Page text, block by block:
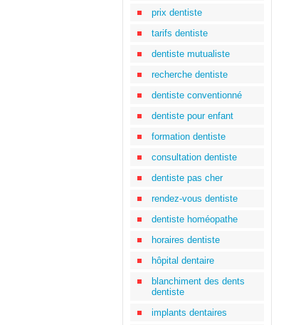
prix dentiste
tarifs dentiste
dentiste mutualiste
recherche dentiste
dentiste conventionné
dentiste pour enfant
formation dentiste
consultation dentiste
dentiste pas cher
rendez-vous dentiste
dentiste homéopathe
horaires dentiste
hôpital dentaire
blanchiment des dents
dentiste
implants dentaires